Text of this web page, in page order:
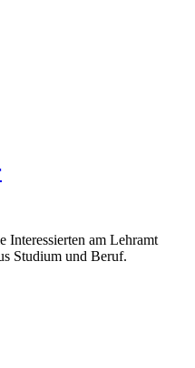
am Lehramt
Studium und Beruf.